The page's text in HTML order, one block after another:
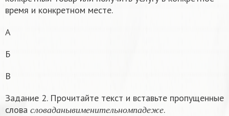
время и конкретном месте.
А
Б
В
Задание 2. Прочитайте текст и вставьте пропущенные
слова
сл о в а д а н ыв име н и т ел ьн омп а д е ж е
сл оваданывим енит ельномпа деже
.